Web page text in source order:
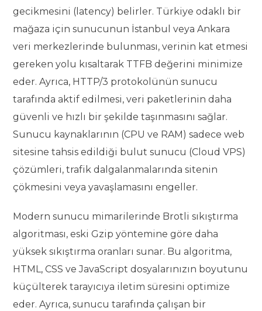
gecikmesini (latency) belirler. Türkiye odaklı bir
mağaza için sunucunun İstanbul veya Ankara
veri merkezlerinde bulunması, verinin kat etmesi
gereken yolu kısaltarak TTFB değerini minimize
eder. Ayrıca, HTTP/3 protokolünün sunucu
tarafında aktif edilmesi, veri paketlerinin daha
güvenli ve hızlı bir şekilde taşınmasını sağlar.
Sunucu kaynaklarının (CPU ve RAM) sadece web
sitesine tahsis edildiği bulut sunucu (Cloud VPS)
çözümleri, trafik dalgalanmalarında sitenin
çökmesini veya yavaşlamasını engeller.
Modern sunucu mimarilerinde Brotli sıkıştırma
algoritması, eski Gzip yöntemine göre daha
yüksek sıkıştırma oranları sunar. Bu algoritma,
HTML, CSS ve JavaScript dosyalarınızın boyutunu
küçülterek tarayıcıya iletim süresini optimize
eder. Ayrıca, sunucu tarafında çalışan bir